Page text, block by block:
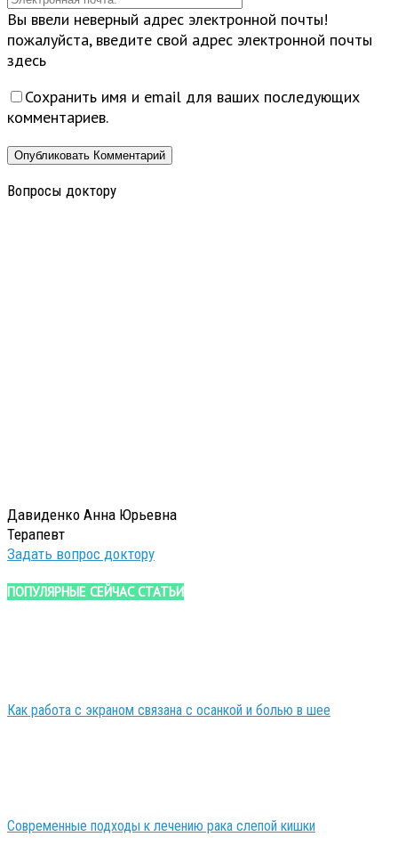
Вы ввели неверный адрес электронной почты!
пожалуйста, введите свой адрес электронной почты
здесь
Сохранить имя и email для ваших последующих
комментариев.
Вопросы доктору
Давиденко Анна Юрьевна
Терапевт
Задать вопрос доктору
ПОПУЛЯРНЫЕ СЕЙЧАС СТАТЬИ
Как работа с экраном связана с осанкой и болью в шее
Современные подходы к лечению рака слепой кишки